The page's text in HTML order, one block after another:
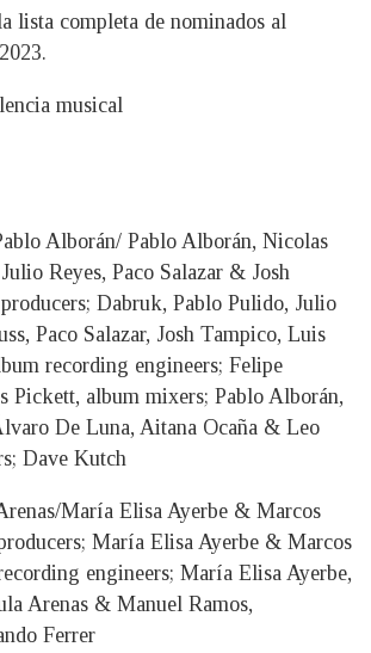
lista completa de nominados al
musical
Alborán/ Pablo Alborán, Nicolas
Reyes, Paco Salazar & Josh
Dabruk, Pablo Pulido, Julio
Paco Salazar, Josh Tampico, Luis
recording engineers; Felipe
Pickett, album mixers; Pablo Alborán,
De Luna, Aitana Ocaña & Leo
Dave Kutch
María Elisa Ayerbe & Marcos
María Elisa Ayerbe & Marcos
engineers; María Elisa Ayerbe,
Arenas & Manuel Ramos,
Ferrer